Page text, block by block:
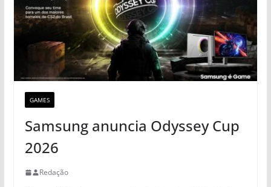
GAMES
Samsung anuncia Odyssey Cup
2026
Redação